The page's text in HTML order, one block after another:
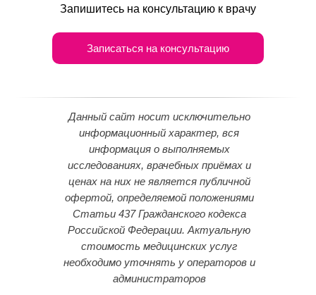
Записаться на консультацию
Запишитесь на консультацию к врачу
Данный сайт носит исключительно
информационный характер, вся
информация о выполняемых
исследованиях, врачебных приёмах и
ценах на них не является публичной
офертой, определяемой положениями
Статьи 437 Гражданского кодекса
Российской Федерации. Актуальную
стоимость медицинских услуг
необходимо уточнять у операторов и
администраторов